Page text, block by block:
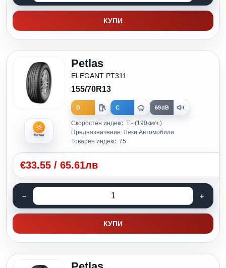
КУПИ
Летни
Petlas
ELEGANT PT311
155/70R13
D C 69dB
Скоростен индекс: T - (190км/ч.)
Предназначение: Леки Автомобили
Товарен индекс: 75
€33.55 / 65.61лв
КУПИ